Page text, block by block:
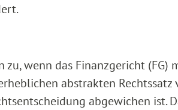
zu, wenn das Finanzgericht
abstrakten Rechtssatz
abgewichen ist.